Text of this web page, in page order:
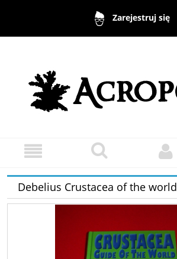
Zarejestruj się
Debelius Crustacea of the world